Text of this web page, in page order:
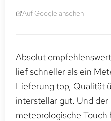
Auf Google ansehen
Absolut
lief schneller als ein
Lieferung top, Qualität
interstellar gut. Und
meteorologische